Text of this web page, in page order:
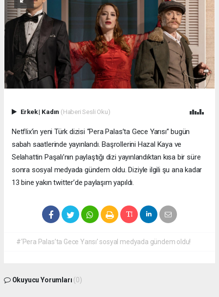
Erkek| Kadın (Haberi Sesli Oku)
Netflix’in yeni Türk dizisi “Pera Palas’ta Gece Yarısı” bugün
sabah saatlerinde yayınlandı. Başrollerini Hazal Kaya ve
Selahattin Paşalı’nın paylaştığı dizi yayınlandıktan kısa bir süre
sonra sosyal medyada gündem oldu. Diziyle ilgili şu ana kadar
13 bine yakın twitter’de paylaşım yapıldı.
#‘Pera Palas’ta Gece Yarısı’ sosyal medyada gündem oldu!
Okuyucu Yorumları (0)